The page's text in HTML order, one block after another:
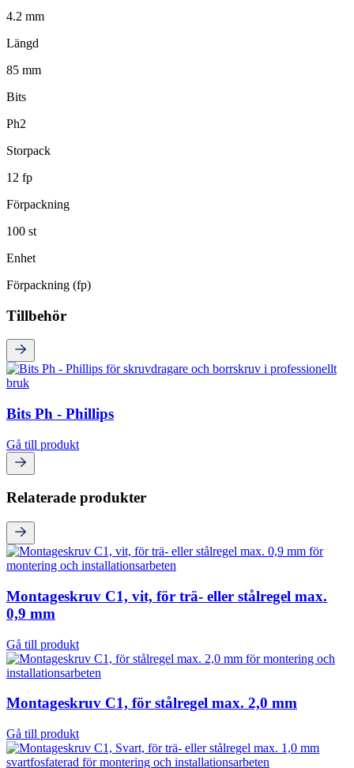
4.2 mm
Längd
85 mm
Bits
Ph2
Storpack
12 fp
Förpackning
100 st
Enhet
Förpackning (fp)
Tillbehör
Bits Ph - Phillips
Gå till produkt
Relaterade produkter
Montageskruv C1, vit, för trä- eller stålregel max.
0,9 mm
Gå till produkt
Montageskruv C1, för stålregel max. 2,0 mm
Gå till produkt